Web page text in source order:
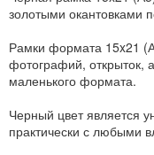
золотыми окантовками
Рамки формата 15x21
фотографий, открыток,
маленького формата.
Черный цвет является
практически с любыми